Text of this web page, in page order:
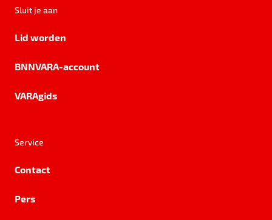
Sluit je aan
Lid worden
BNNVARA-account
VARAgids
Service
Contact
Pers